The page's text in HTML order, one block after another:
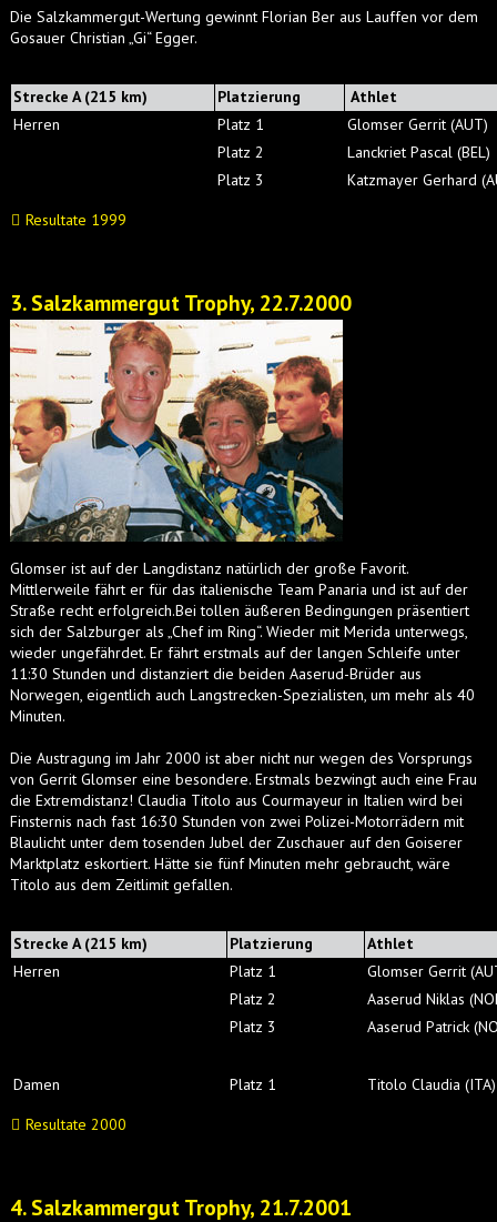
Die Salzkammergut-Wertung gewinnt Florian Ber aus Lauffen vor dem
Gosauer Christian „Gi“ Egger.
Strecke A (215 km) Platzierung
Athlet
Herren
Platz 1
Glomser Gerrit (AUT)
Platz 2
Lanckriet Pascal (BEL)
Platz 3
Katzmayer Gerhard
Resultate 1999
3. Salzkammergut Trophy, 22.7.2000
Glomser ist auf der Langdistanz natürlich der große Favorit.
Mittlerweile fährt er für das italienische Team Panaria und ist auf der
Straße recht erfolgreich.Bei tollen äußeren Bedingungen präsentiert
sich der Salzburger als „Chef im Ring“. Wieder mit Merida unterwegs,
wieder ungefährdet. Er fährt erstmals auf der langen Schleife unter
11:30 Stunden und distanziert die beiden Aaserud-Brüder aus
Norwegen, eigentlich auch Langstrecken-Spezialisten, um mehr als 40
Minuten.
Die Austragung im Jahr 2000 ist aber nicht nur wegen des Vorsprungs
von Gerrit Glomser eine besondere. Erstmals bezwingt auch eine Frau
die Extremdistanz! Claudia Titolo aus Courmayeur in Italien wird bei
Finsternis nach fast 16:30 Stunden von zwei Polizei-Motorrädern mit
Blaulicht unter dem tosenden Jubel der Zuschauer auf den Goiserer
Marktplatz eskortiert. Hätte sie fünf Minuten mehr gebraucht, wäre
Titolo aus dem Zeitlimit gefallen.
Strecke A (215 km) Platzierung
Athlet
Herren
Platz 1
Glomser Gerrit
Platz 2
Aaserud Niklas
Platz 3
Aaserud Patrick
Damen Platz 1
Titolo Claudia (ITA)
Resultate 2000
4. Salzkammergut Trophy, 21.7.2001